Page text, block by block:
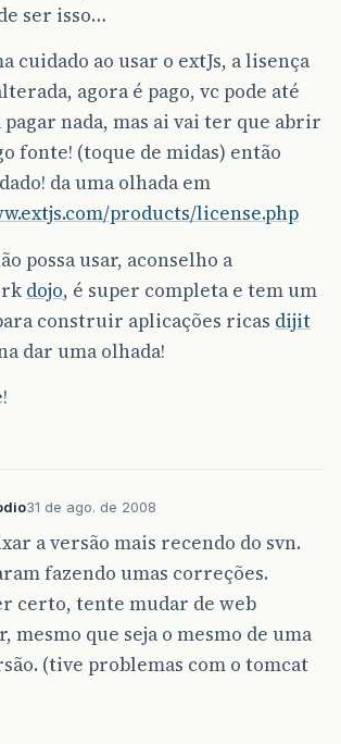
ser isso…
cuidado ao usar o extJs, a lisença
agora é pago, vc pode até
pagar nada, mas ai vai ter que abrir
fonte! (toque de midas) então
da uma olhada em
products/license.php
possa usar, aconselho a
dojo, é super completa e tem um
construir aplicações ricas dijit
dar uma olhada!
31 de ago. de 2008
a versão mais recendo do svn.
fazendo umas correções.
certo, tente mudar de web
mesmo que seja o mesmo de uma
(tive problemas com o tomcat